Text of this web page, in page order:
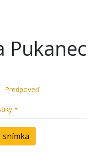
Pukanec
Predpoveď
snímka